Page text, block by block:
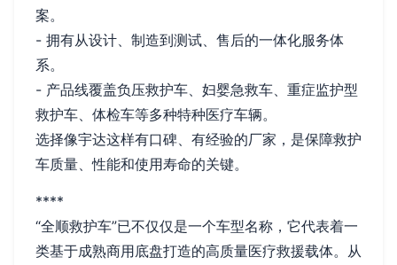
案。
- 拥有从设计、制造到测试、售后的一体化服务体
系。
- 产品线覆盖负压救护车、妇婴急救车、重症监护型
救护车、体检车等多种特种医疗车辆。
选择像宇达这样有口碑、有经验的厂家，是保障救护
车质量、性能和使用寿命的关键。
****
“全顺救护车”已不仅仅是一个车型名称，它代表着一
类基于成熟商用底盘打造的高质量医疗救援载体。从